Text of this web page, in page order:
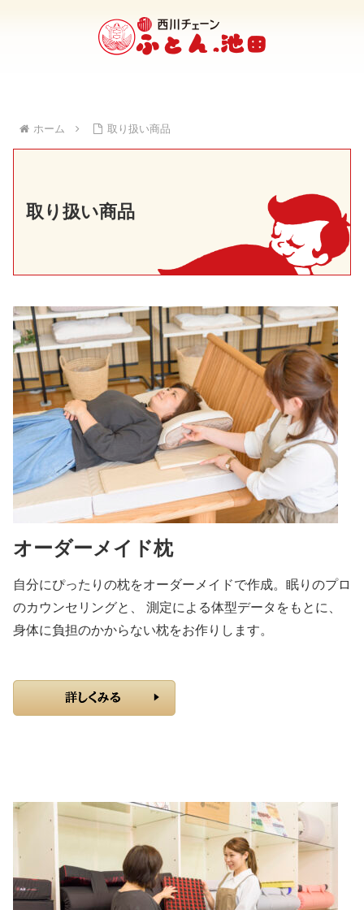
ホーム 取り扱い商品
取り扱い商品
オーダーメイド枕
自分にぴったりの枕をオーダーメイドで作成。眠りのプロ
のカウンセリングと、 測定による体型データをもとに、
身体に負担のかからない枕をお作りします。